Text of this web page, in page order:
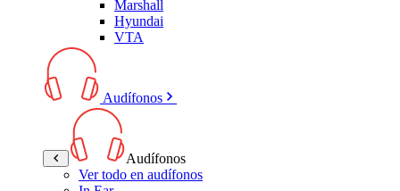
Marshall
Hyundai
VTA
Audífonos
Audífonos
Ver todo en audífonos